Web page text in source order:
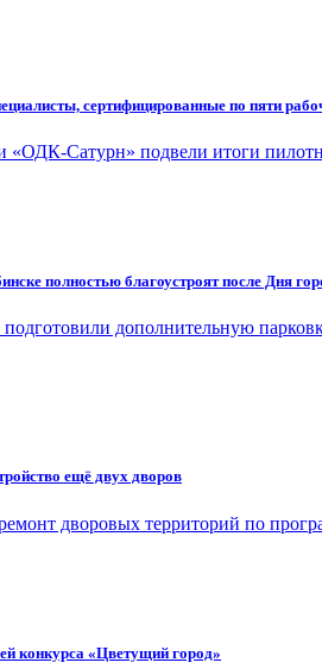
сертифицированные по пяти
«ОДК-Сатурн» подвели итоги
полностью благоустроят после Дня
дополнительную
ещё двух дворов
дворовых территорий по
конкурса «Цветущий город»